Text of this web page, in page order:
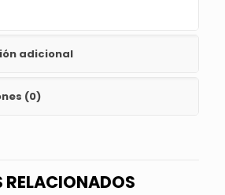
adicional
(0)
RELACIONADOS